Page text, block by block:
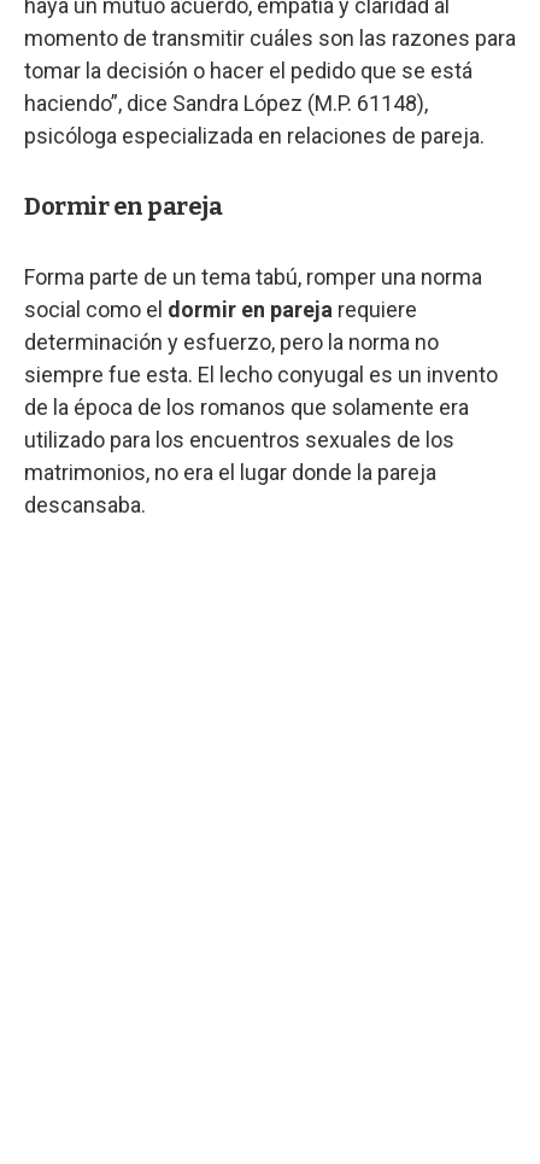
haya un mutuo acuerdo, empatía y claridad al
momento de transmitir cuáles son las razones para
tomar la decisión o hacer el pedido que se está
haciendo”, dice Sandra López (M.P. 61148),
psicóloga especializada en relaciones de pareja.
Dormir en pareja
Forma parte de un tema tabú, romper una norma
social como el dormir en pareja requiere
determinación y esfuerzo, pero la norma no
siempre fue esta. El lecho conyugal es un invento
de la época de los romanos que solamente era
utilizado para los encuentros sexuales de los
matrimonios, no era el lugar donde la pareja
descansaba.